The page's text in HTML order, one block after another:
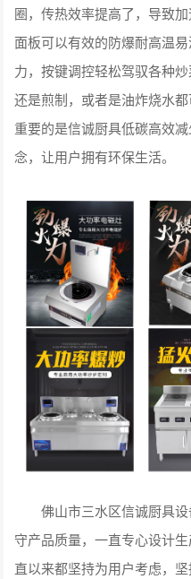
圈，传热效率提高了，导致
面板可以有效的防爆耐高温
力，按键调控轻松驾驭各种
还是煎制，或者是油炸烧水
重要的是信诚厨具低碳高效
念，让用户拥有环保生活。
佛山市三水区信诚厨具设
守产品质量，一直专心设计
直以来都坚持为用户考虑，